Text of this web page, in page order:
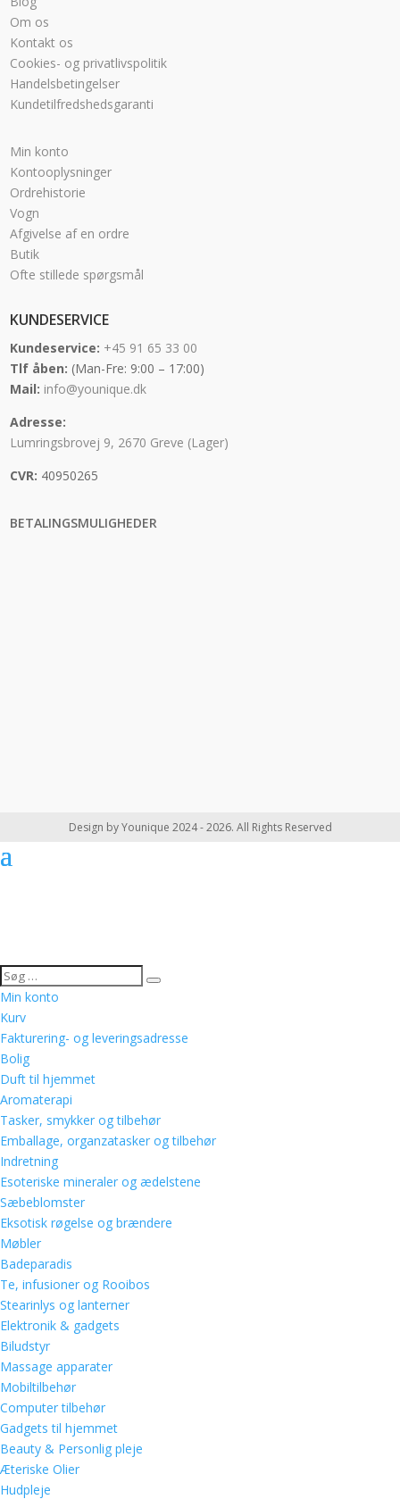
Om os
Kontakt os
Cookies- og privatlivspolitik
Handelsbetingelser
Kundetilfredshedsgaranti
Min konto
Kontooplysninger
Ordrehistorie
Vogn
Afgivelse af en ordre
Butik
Ofte stillede spørgsmål
KUNDESERVICE
Kundeservice: +45 91 65 33 00
Tlf åben: (Man-Fre: 9:00 – 17:00)
Mail: info@younique.dk
Adresse:
Lumringsbrovej 9, 2670 Greve (Lager)
CVR: 40950265
BETALINGSMULIGHEDER
Design by Younique 2024 - 2026. All Rights Reserved
Min konto
Kurv
Fakturering- og leveringsadresse
Bolig
Duft til hjemmet
Aromaterapi
Tasker, smykker og tilbehør
Emballage, organzatasker og tilbehør
Indretning
Esoteriske mineraler og ædelstene
Sæbeblomster
Eksotisk røgelse og brændere
Møbler
Badeparadis
Te, infusioner og Rooibos
Stearinlys og lanterner
Elektronik & gadgets
Biludstyr
Massage apparater
Mobiltilbehør
Computer tilbehør
Gadgets til hjemmet
Beauty & Personlig pleje
Æteriske Olier
Hudpleje